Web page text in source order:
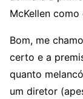
McKellen
Bom, me
certo e a
quanto
um diretor